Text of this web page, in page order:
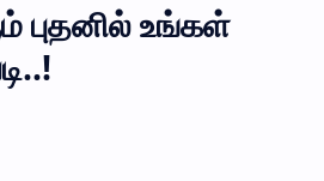
புதனில் உங்கள்